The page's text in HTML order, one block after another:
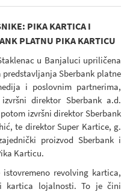
PIKA KARTICA I
PLATNU PIKA KARTICU
u Banjaluci upriličena
Sberbank platne
i poslovnim partnerima,
direktor Sberbank a.d.
izvršni direktor Sberbank
te direktor Super Kartice, g.
proizvod Sberbank i
Karticu.
revolving kartica,
kartica lojalnosti. To je čini